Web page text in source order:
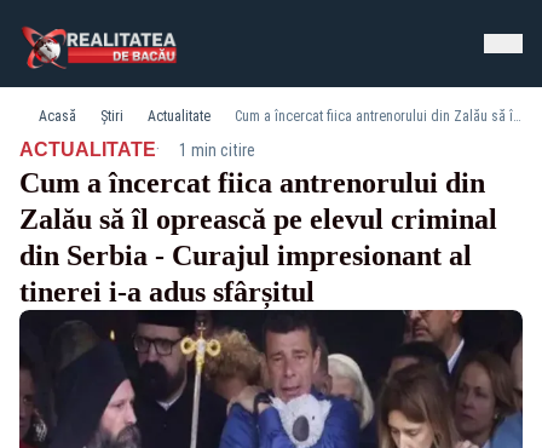
Acasă Știri Actualitate Cum a încercat fiica antrenorului din Zalău să îl oprească pe elevul criminal din Serbia - Curajul impresionant al tinerei i-a adus sfârșitul
ACTUALITATE· 1 min citire
Cum a încercat fiica antrenorului din
Zalău să îl oprească pe elevul criminal
din Serbia - Curajul impresionant al
tinerei i-a adus sfârșitul